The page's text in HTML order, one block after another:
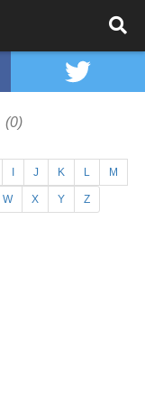
(0)
J K L M
W X Y Z